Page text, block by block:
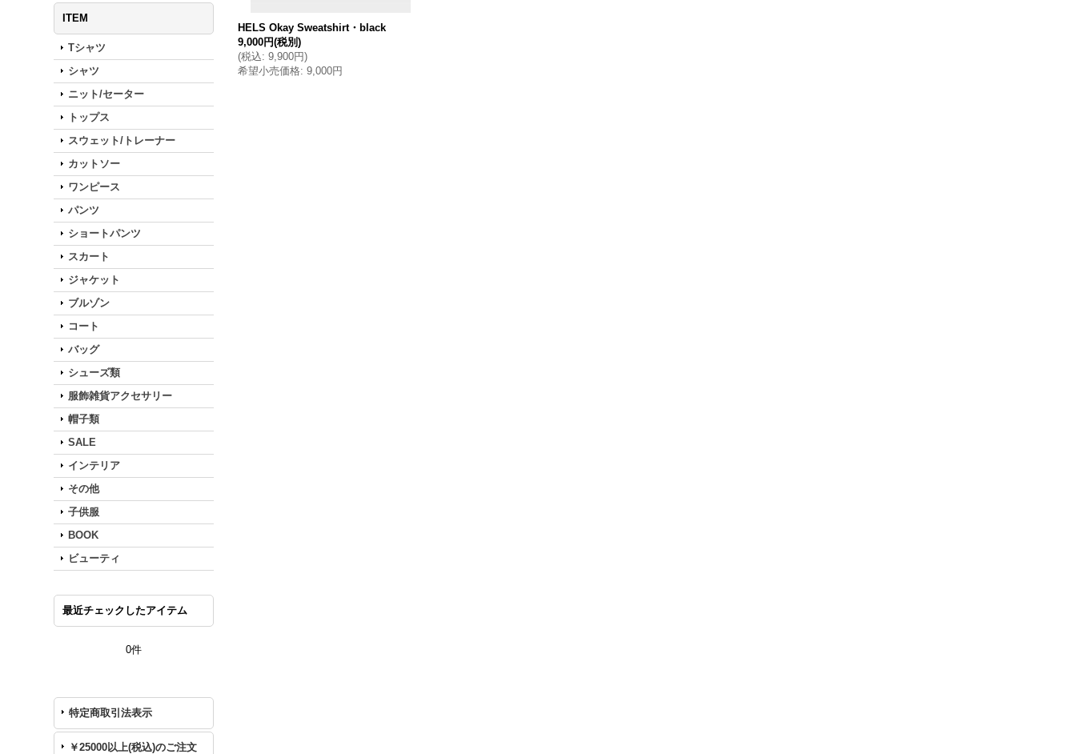
ITEM
Tシャツ
シャツ
ニット/セーター
トップス
スウェット/トレーナー
カットソー
ワンピース
パンツ
ショートパンツ
スカート
ジャケット
ブルゾン
コート
バッグ
シューズ類
服飾雑貨アクセサリー
帽子類
SALE
インテリア
その他
子供服
BOOK
ビューティ
最近チェックしたアイテム
0件
特定商取引法表示
￥25000以上(税込)のご注文
HELS Okay Sweatshirt・black
9,000円(税別)
(税込: 9,900円)
希望小売価格: 9,000円